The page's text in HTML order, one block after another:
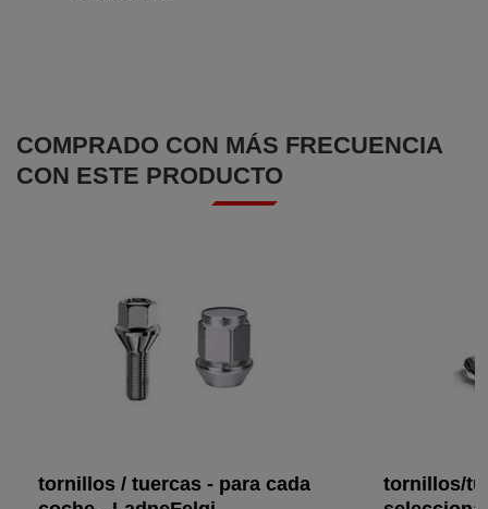
COMPRADO CON MÁS FRECUENCIA
CON ESTE PRODUCTO
tornillos / tuercas - para cada
tornillos/